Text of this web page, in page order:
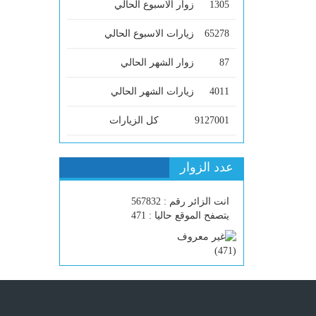
1305 زوار الاسبوع الحالي
65278 زيارات الاسبوع الحالي
87 زوار الشهر الحالي
4011 زيارات الشهر الحالي
9127001 كل الزيارات
عدد الزوار
انت الزائر رقم : 567832
يتصفح الموقع حاليا : 471
(
471
)